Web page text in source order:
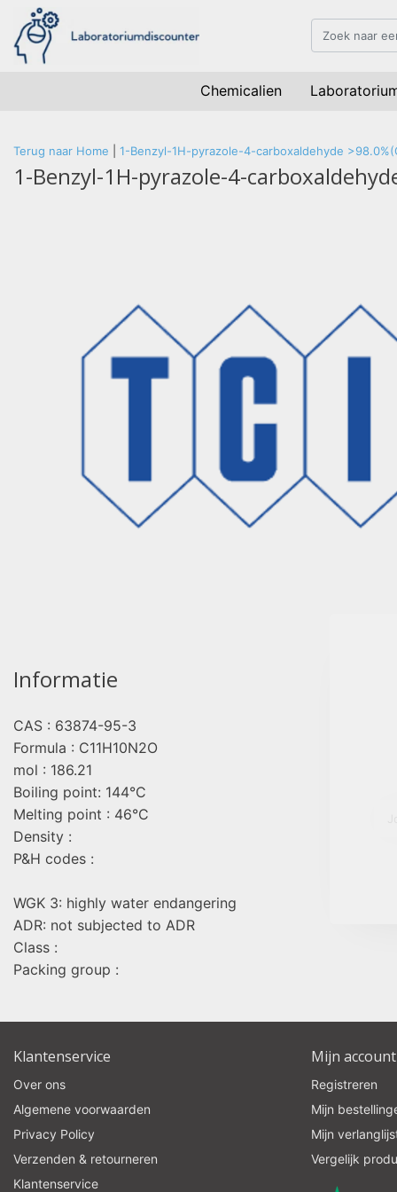
Chemicalien
Terug naar Home 1-Benzyl-1H-pyrazole-4-carboxaldehyde
1-Benzyl-1H-pyrazole-4-
Informatie
CAS : 63874-95-3
Formula : C11H10N2O
mol : 186.21
Boiling point: 144°C
Melting point : 46°C
Density :
P&H codes :
WGK 3: highly water endangering
ADR: not subjected to ADR
Class :
Packing group :
Klantenservice
Over ons
Algemene voorwaarden
Privacy Policy
Verzenden & retourneren
Klantenservice
Mijn account
Registreren
Mijn
Mijn
Vergelijk